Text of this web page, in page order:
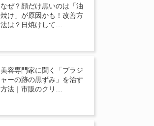
なぜ？顔だけ黒いのは「油
焼け」が原因かも！改善方
法は？日焼けして…
美容専門家に聞く「ブラジ
ャーの跡の黒ずみ」を治す
方法｜市販のクリ…